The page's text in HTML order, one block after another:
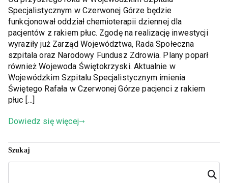
Specjalistycznym w Czerwonej Górze będzie
funkcjonował oddział chemioterapii dziennej dla
pacjentów z rakiem płuc. Zgodę na realizację inwestycji
wyraziły już Zarząd Województwa, Rada Społeczna
szpitala oraz Narodowy Fundusz Zdrowia. Plany poparł
również Wojewoda Świętokrzyski. Aktualnie w
Wojewódzkim Szpitalu Specjalistycznym imienia
Świętego Rafała w Czerwonej Górze pacjenci z rakiem
płuc […]
Dowiedz się więcej
Szukaj
Szuka
j